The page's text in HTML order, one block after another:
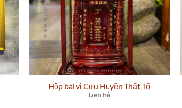
Hộp bài vị Cửu Huyền Thất Tổ
Liên hệ